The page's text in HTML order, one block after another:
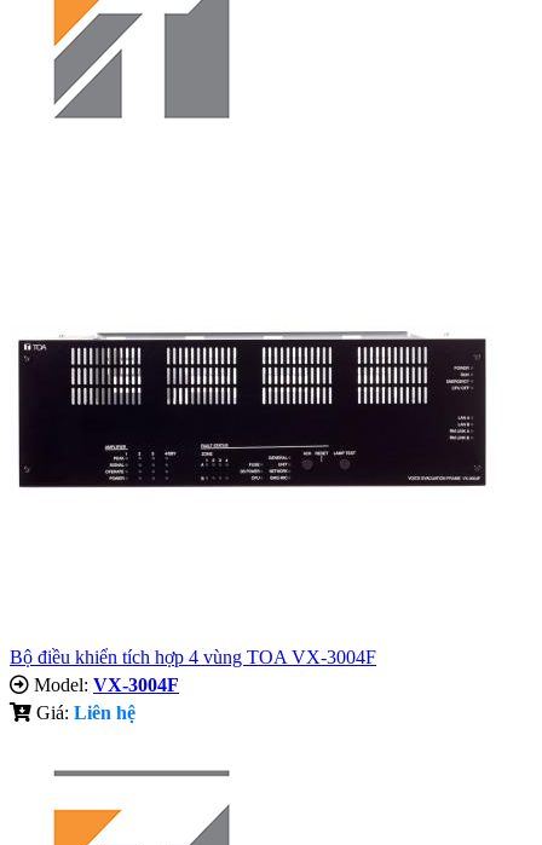
Bộ điều khiển tích hợp 4 vùng TOA VX-3004F
Model: VX-3004F
Giá: Liên hệ